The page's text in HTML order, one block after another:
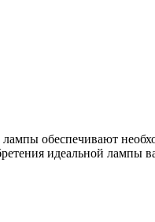
обеспечивают
идеальной лампы